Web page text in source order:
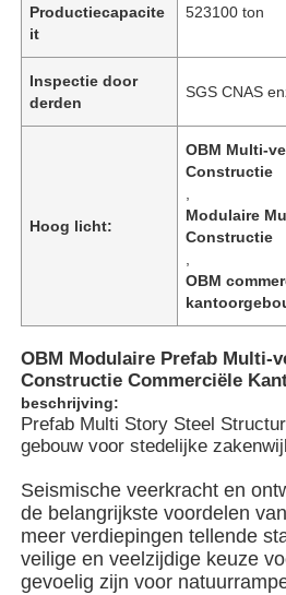
Thuis
Producten
Videos
Productiecapacite
it
523100 ton
Inspectie door
derden
SGS CNAS
Hoog licht:
OBM Multi-
Constructie
Modulaire
Constructie
OBM
OBM Modulaire Prefab Multi-
Constructie Commerciële
beschrijving:
Prefab Multi Story Steel
gebouw voor stedelijke
Seismische veerkracht en
de belangrijkste voordelen
meer verdiepingen tellende
veilige en veelzijdige keuze
gevoelig zijn voor